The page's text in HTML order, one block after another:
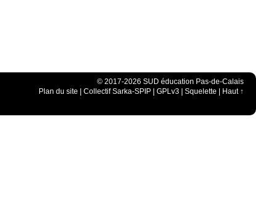
© 2017-2026 SUD éducation Pas-de-Calais
Plan du site
Collectif Sarka-SPIP GPLv3 Squelette Haut ↑